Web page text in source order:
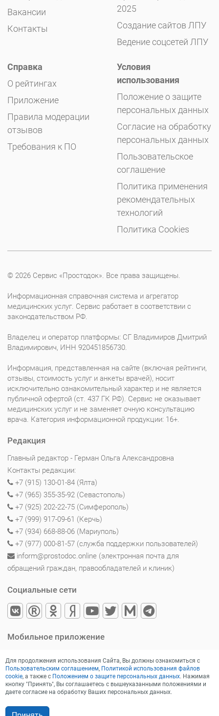
Вакансии
Контакты
2025
Создание сайтов ЛПУ
Ведение соцсетей ЛПУ
Справка
О рейтингах
Приложение
Правила модерации
отзывов
Требования к ПО
Условия
использования
Положение о защите
персональных данных
Согласие на обработку
персональных данных
Пользовательское
соглашение
Политика применения
рекомендательных
технологий
Политика Cookies
© 2026 Сервис «Простодок». Все права защищены.
Информационная справочная система и агрегатор
медицинских услуг. Сервис работает в соответствии с
законодательством РФ.
Владелец и оператор платформы: СГ Владимиров Дмитрий
Владимирович, ИНН 920451856730.
Информация, представленная на сайте (включая рейтинги,
отзывы, стоимость услуг и анкеты врачей), носит
исключительно ознакомительный характер и не является
публичной офертой (ст. 437 ГК РФ). Сервис не оказывает
медицинских услуг и не заменяет очную консультацию
врача. Категория информационной продукции: 16+.
Редакция
Главный редактор - Герман Ольга Александровна
Контакты редакции:
+7 (915) 130-01-84 (Ялта)
+7 (965) 355-35-92 (Севастополь)
+7 (925) 202-22-75 (Симферополь)
+7 (999) 917-09-61 (Керчь)
+7 (934) 668-88-06 (Мариуполь)
+7 (977) 000-81-57 (служба поддержки пользователей)
inform@prostodoc.online (электронная почта для
обращений граждан, правообладателей и клиник)
Социальные сети
Мобильное приложение
Для продолжения использования Сайта, Вы должны ознакомиться с
Пользовательским соглашением, Политикой использования файлов
cookie, а также с Положением о защите персональных данных. Нажимая
кнопку "Принять", Вы соглашаетесь с вышеуказанными положениями и
даете согласие на обработку Ваших персональных данных.